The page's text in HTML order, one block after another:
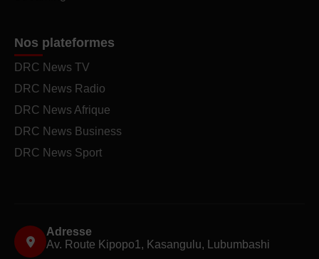
Nos plateformes
DRC News TV
DRC News Radio
DRC News Afrique
DRC News Business
DRC News Sport
Adresse
Av. Route Kipopo1, Kasangulu, Lubumbashi